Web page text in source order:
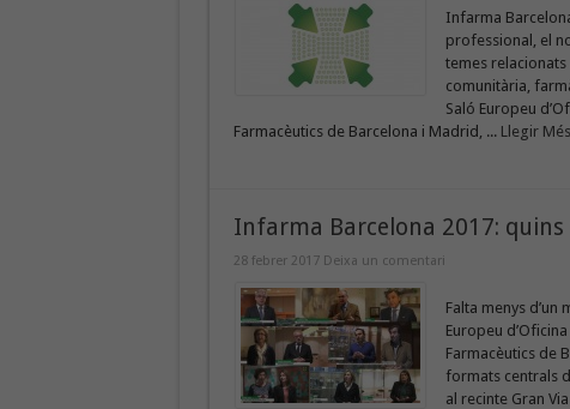
Infarma
professional, el
temes
comunitària,
Saló Europeu
Farmacèutics de Barcelona i Madrid, ... Llegir
Infarma Barcelona 2017:
28 febrer 2017 Deixa un comentari
Falta menys
Europeu
Farmacèutics de
formats centrals
al recinte Gran